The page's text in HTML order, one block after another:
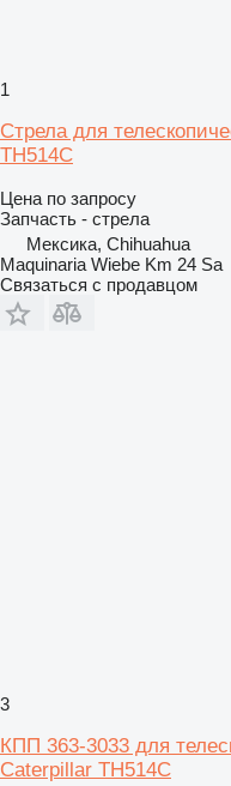
1
Стрела для
TH514C
Цена по запросу
Запчасть - стрела
Мексика, Chihuahua
Maquinaria Wiebe Km 24 Sa
Связаться с продавцом
3
КПП 363-3033 для
Caterpillar TH514C